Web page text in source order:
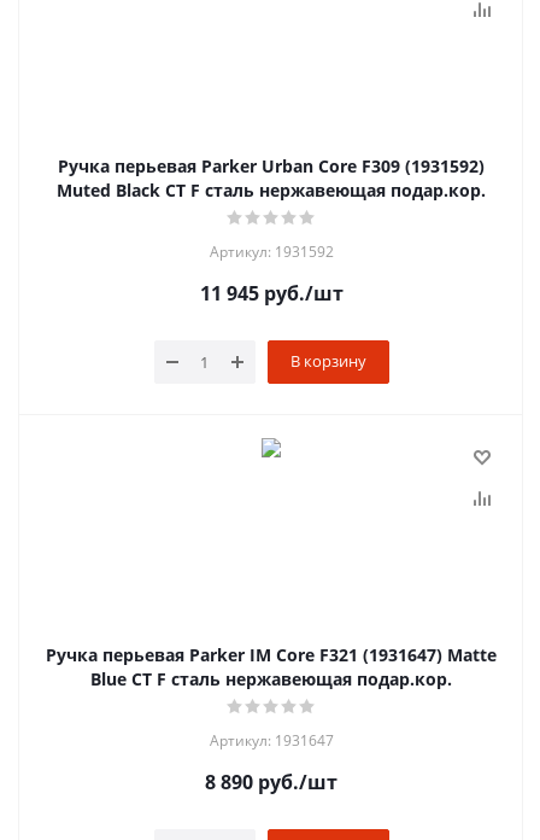
Ручка перьевая Parker Urban Core F309 (1931592)
Muted Black CT F сталь нержавеющая подар.кор.
Артикул: 1931592
11 945руб./шт
В корзину
Ручка перьевая Parker IM Core F321 (1931647) Matte
Blue CT F сталь нержавеющая подар.кор.
Артикул: 1931647
8 890 руб./шт